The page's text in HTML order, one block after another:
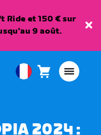
Ride et 150 € sur
9 août.
EuropeanPanier0
2024 :